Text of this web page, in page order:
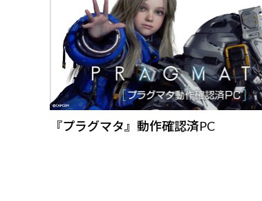
『プラグマタ』動作確認済PC